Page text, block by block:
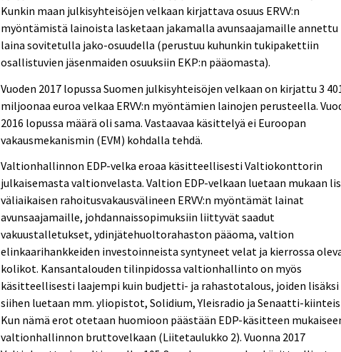
Kunkin maan julkisyhteisöjen velkaan kirjattava osuus ERVV:n
myöntämistä lainoista lasketaan jakamalla avunsaajamaille annettu
laina sovitetulla jako-osuudella (perustuu kuhunkin tukipakettiin
osallistuvien jäsenmaiden osuuksiin EKP:n pääomasta).
Vuoden 2017 lopussa Suomen julkisyhteisöjen velkaan on kirjattu 3
miljoonaa euroa velkaa ERVV:n myöntämien lainojen perusteella.
2016 lopussa määrä oli sama. Vastaavaa käsittelyä ei Euroopan
vakausmekanismin (EVM) kohdalla tehdä.
Valtionhallinnon EDP-velka eroaa käsitteellisesti Valtiokonttorin
julkaisemasta valtionvelasta. Valtion EDP-velkaan luetaan mukaan
väliaikaisen rahoitusvakausvälineen ERVV:n myöntämät lainat
avunsaajamaille, johdannaissopimuksiin liittyvät saadut
vakuustalletukset, ydinjätehuoltorahaston pääoma, valtion
elinkaarihankkeiden investoinneista syntyneet velat ja kierrossa
kolikot. Kansantalouden tilinpidossa valtionhallinto on myös
käsitteellisesti laajempi kuin budjetti- ja rahastotalous, joiden lisäksi
siihen luetaan mm. yliopistot, Solidium, Yleisradio ja Senaatti-
Kun nämä erot otetaan huomioon päästään EDP-käsitteen
valtionhallinnon bruttovelkaan (Liitetaulukko 2). Vuonna 2017